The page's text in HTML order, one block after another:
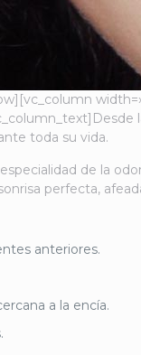
toda su vida.
de la
perfecta,
anteriores.
a la encía.